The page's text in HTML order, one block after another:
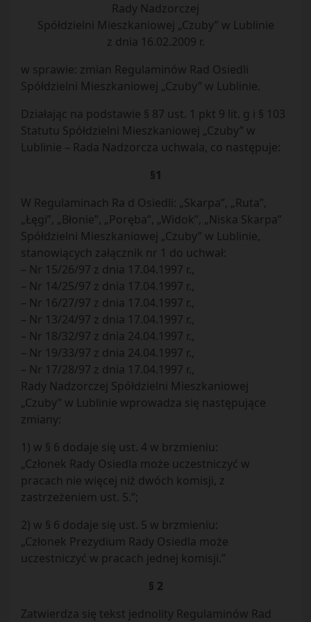
Rady Nadzorczej
Spółdzielni Mieszkaniowej „Czuby” w Lublinie
z dnia 16.02.2009 r.
w sprawie: zmian Regulaminów Rad Osiedli
Spółdzielni Mieszkaniowej „Czuby” w Lublinie.
Działając na podstawie § 87 ust. 1 pkt 9 lit. g i § 103
Statutu Spółdzielni Mieszkaniowej „Czuby” w
Lublinie – Rada Nadzorcza uchwala, co następuje:
§1
W Regulaminach Ra d Osiedli: „Skarpa”, „Ruta”,
„Łęgi”, „Błonie”, „Poręba”, „Widok”, „Niska Skarpa”
Spółdzielni Mieszkaniowej „Czuby” w Lublinie,
stanowiących załącznik nr 1 do uchwał:
– Nr 15/26/97 z dnia 17.04.1997 r.,
– Nr 14/25/97 z dnia 17.04.1997 r.,
– Nr 16/27/97 z dnia 17.04.1997 r.,
– Nr 13/24/97 z dnia 17.04.1997 r.,
– Nr 18/32/97 z dnia 24.04.1997 r.,
– Nr 19/33/97 z dnia 24.04.1997 r.,
– Nr 17/28/97 z dnia 17.04.1997 r.,
Rady Nadzorczej Spółdzielni Mieszkaniowej
„Czuby” w Lublinie wprowadza się następujące
zmiany:
1) w § 6 dodaje się ust. 4 w brzmieniu:
„Członek Rady Osiedla może uczestniczyć w
pracach nie więcej niż dwóch komisji, z
zastrzeżeniem ust. 5.”;
2) w § 6 dodaje się ust. 5 w brzmieniu:
„Członek Prezydium Rady Osiedla może
uczestniczyć w pracach jednej komisji.”
§ 2
Zatwierdza się tekst jednolity Regulaminów Rad